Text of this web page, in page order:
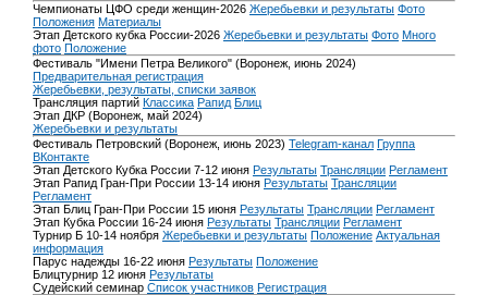
Чемпионаты ЦФО среди женщин-2026 Жеребьевки и результаты Фото
Положения Материалы
Этап Детского кубка России-2026 Жеребьевки и результаты Фото Много
фото Положение
Фестиваль "Имени Петра Великого" (Воронеж, июнь 2024)
Предварительная регистрация
Жеребьевки, результаты, списки заявок
Трансляция партий Классика Рапид Блиц
Этап ДКР (Воронеж, май 2024)
Жеребьевки и результаты
Фестиваль Петровский (Воронеж, июнь 2023) Telegram-канал Группа
ВКонтакте
Этап Детского Кубка России 7-12 июня Результаты Трансляции Регламент
Этап Рапид Гран-При России 13-14 июня Результаты Трансляции
Регламент
Этап Блиц Гран-При России 15 июня Результаты Трансляции Регламент
Этап Кубка России 16-24 июня Результаты Трансляции Регламент
Турнир Б 10-14 ноября Жеребьевки и результаты Положение Актуальная
информация
Парус надежды 16-22 июня Результаты Положение
Блицтурнир 12 июня Результаты
Судейский семинар Список участников Регистрация